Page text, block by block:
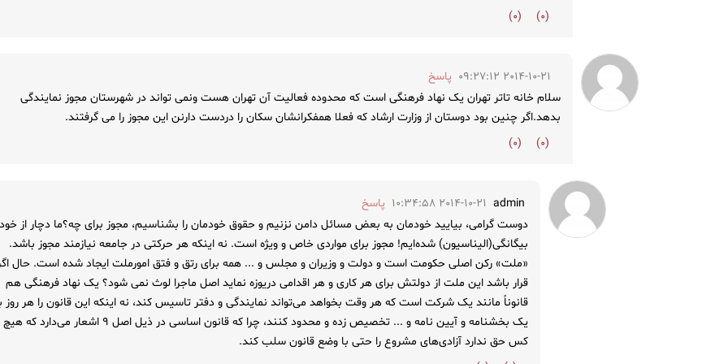
(
0
)
(
0
)
2014-10-21 09:27:12
پاسخ
سلام خانه تاتر تهران یک نهاد فرهنگی است که محدوده فعالیت آن تهران هست ونمی تواند در شهرستان مجوز نمایندگی
بدهد.اگر چنین بود دوستان از وزارت ارشاد که فعلا همفکرانشان سکان را دردست دارنن این مجوز را می گرفتند.
(
0
)
(
0
)
admin
2014-10-21 10:34:58
پاسخ
دوست گرامی، بیایید خودمان به بعض مسائل دامن نزنیم و حقوق خودمان را بشناسیم، مجوز برای چه؟ما دچار از خود
بیگانگی(الیناسیون) شده‌ایم! مجوز برای مواردی خاص و ویژه است. نه اینکه هر حرکتی در جامعه نیازمند مجوز باشد.
«ملت» رکن اصلی حکومت است و دولت و وزیران و مجلس و ... همه برای رتق و فتق امورملت ایجاد شده است. حال
قرار باشد این ملت از دولتش برای هر کاری و هر اقدامی دریوزه نماید اصل ماجرا لوث نمی شود؟ یک نهاد فرهنگی هم
قانوناً مانند یک شرکت است که هر وقت بخواهد می‌تواند نمایندگی و دفتر تاسیس کند، نه اینکه این قانون را هر روز
یک بخشنامه و آیین نامه و ... تخصیص زده و محدود کنند، چرا که قانون اساسی در ذیل اصل ۹ اشعار می‌دارد که هیچ
کس حق ندارد آزادی‌های مشروع را حتی با وضع قانون سلب کند.